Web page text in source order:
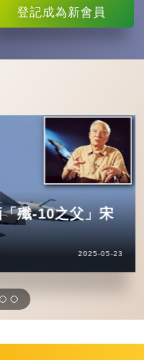
登記成為新會員
殲-10之父」宋
2025-05-23